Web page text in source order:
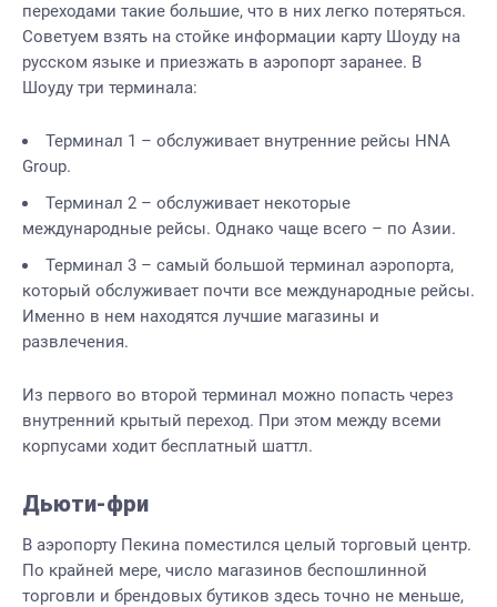
переходами такие большие, что в них легко потеряться.
Советуем взять на стойке информации карту Шоуду на
русском языке и приезжать в аэропорт заранее. В
Шоуду три терминала:
Терминал 1 – обслуживает внутренние рейсы HNA
Group.
Терминал 2 – обслуживает некоторые
международные рейсы. Однако чаще всего – по Азии.
Терминал 3 – самый большой терминал аэропорта,
который обслуживает почти все международные рейсы.
Именно в нем находятся лучшие магазины и
развлечения.
Из первого во второй терминал можно попасть через
внутренний крытый переход. При этом между всеми
корпусами ходит бесплатный шаттл.
Дьюти-фри
В аэропорту Пекина поместился целый торговый центр.
По крайней мере, число магазинов беспошлинной
торговли и брендовых бутиков здесь точно не меньше,